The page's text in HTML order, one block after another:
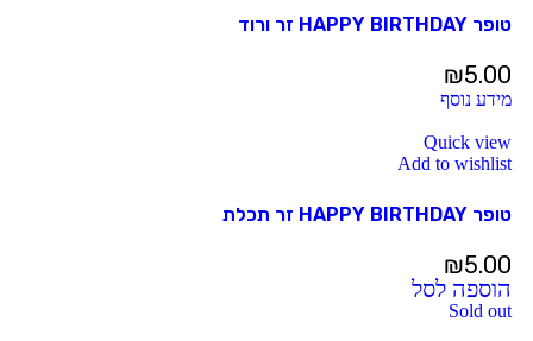
טופר HAPPY BIRTHDAY זר ורוד
₪5.00
מידע נוסף
Quick view
Add to wishlist
טופר HAPPY BIRTHDAY זר תכלת
₪5.00
הוספה לסל
Sold out